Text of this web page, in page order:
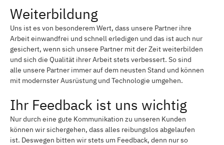
Weiterbildung
Uns ist es von besonderem Wert, dass unsere Partner ihre
Arbeit einwandfrei und schnell erledigen und das ist auch nur
gesichert, wenn sich unsere Partner mit der Zeit weiterbilden
und sich die Qualität ihrer Arbeit stets verbessert. So sind
alle unsere Partner immer auf dem neusten Stand und können
mit modernster Ausrüstung und Technologie umgehen.
Ihr Feedback ist uns wichtig
Nur durch eine gute Kommunikation zu unseren Kunden
können wir sichergehen, dass alles reibungslos abgelaufen
ist. Deswegen bitten wir stets um Feedback, denn nur so